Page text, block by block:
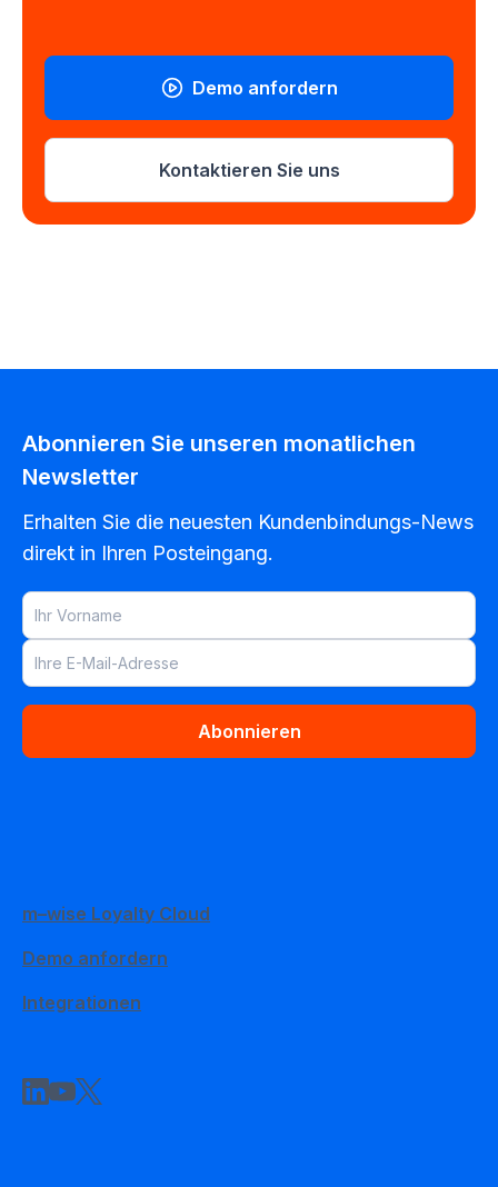
Kontaktieren Sie uns
Demo anfordern
Abonnieren Sie unseren monatlichen
Newsletter
Erhalten Sie die neuesten Kundenbindungs-News
direkt in Ihren Posteingang.
Abonnieren
m–wise Loyalty Cloud
Demo anfordern
Integrationen